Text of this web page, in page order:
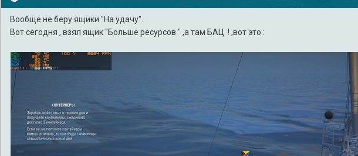
Вообще не беру ящики "На удачу".
Вот сегодня , взял ящик "Больше ресурсов " ,а там БАЦ ! ,вот это :